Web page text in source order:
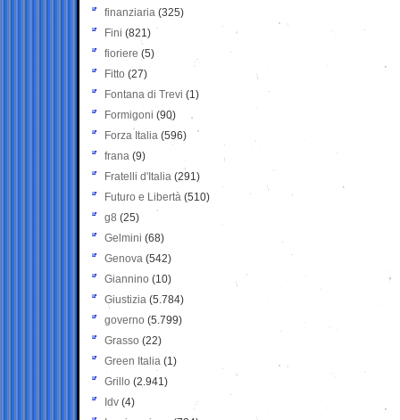
finanziaria (325)
Fini (821)
fioriere (5)
Fitto (27)
Fontana di Trevi (1)
Formigoni (90)
Forza Italia (596)
frana (9)
Fratelli d'Italia (291)
Futuro e Libertà (510)
g8 (25)
Gelmini (68)
Genova (542)
Giannino (10)
Giustizia (5.784)
governo (5.799)
Grasso (22)
Green Italia (1)
Grillo (2.941)
Idv (4)